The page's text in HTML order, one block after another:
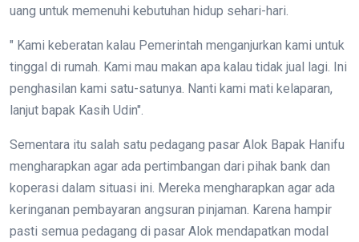
uang untuk memenuhi kebutuhan hidup sehari-hari.
" Kami keberatan kalau Pemerintah menganjurkan kami untuk
tinggal di rumah. Kami mau makan apa kalau tidak jual lagi. Ini
penghasilan kami satu-satunya. Nanti kami mati kelaparan,
lanjut bapak Kasih Udin".
Sementara itu salah satu pedagang pasar Alok Bapak Hanifu
mengharapkan agar ada pertimbangan dari pihak bank dan
koperasi dalam situasi ini. Mereka mengharapkan agar ada
keringanan pembayaran angsuran pinjaman. Karena hampir
pasti semua pedagang di pasar Alok mendapatkan modal